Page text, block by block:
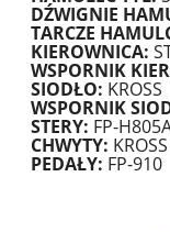
DŹWIGNIE
TARCZE
KIEROWNICA:
WSPORNIK
SIODŁO: KROSS
WSPORNIK
STERY: FP-
CHWYTY:
PEDAŁY: FP-910